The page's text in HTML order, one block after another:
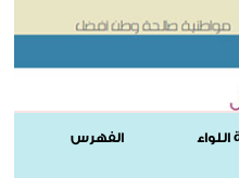
اللواء الفهرس